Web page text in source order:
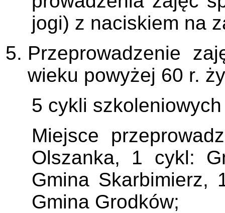
jogi) z naciskiem na
Przeprowadzenie
wieku powyżej 60 r.
5 cykli
Miejsce
Olszanka, 1 cykl:
Gmina Skarbimierz,
Gmina Grodków;